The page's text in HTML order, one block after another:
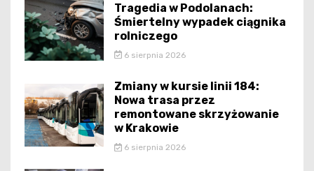
Tragedia w Podolanach:
Śmiertelny wypadek ciągnika
rolniczego
6 sierpnia 2026
Zmiany w kursie linii 184:
Nowa trasa przez
remontowane skrzyżowanie
w Krakowie
6 sierpnia 2026